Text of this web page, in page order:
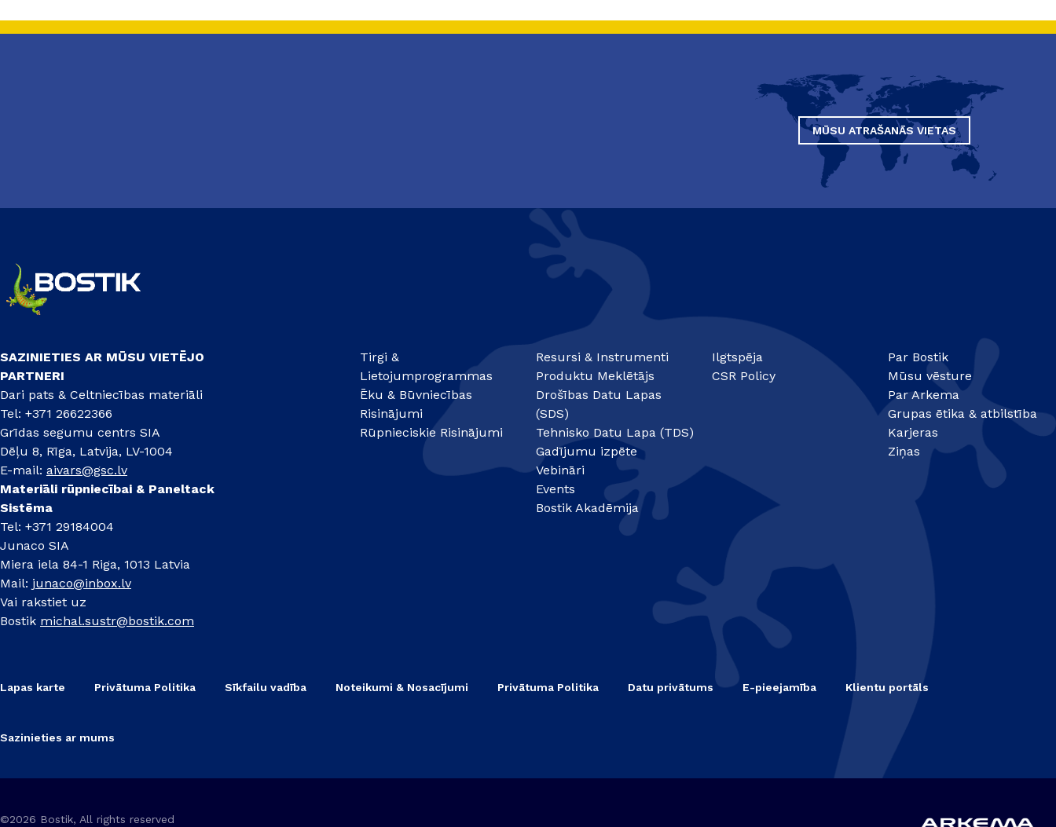
MŪSU ATRAŠANĀS VIETAS
SAZINIETIES AR MŪSU VIETĒJO
PARTNERI
Dari pats & Celtniecības materiāli
Tel: +371 26622366
Grīdas segumu centrs SIA
Dēļu 8, Rīga, Latvija, LV-1004
E-mail: aivars@gsc.lv
Materiāli rūpniecībai & Paneltack
Sistēma
Tel: +371 29184004
Junaco SIA
Miera iela 84-1 Riga, 1013 Latvia
Mail: junaco@inbox.lv
Vai rakstiet uz
Bostik michal.sustr@bostik.com
Tirgi &
Lietojumprogrammas
Ēku & Būvniecības
Risinājumi
Rūpnieciskie Risinājumi
Resursi & Instrumenti
Produktu Meklētājs
Drošības Datu Lapas
(SDS)
Tehnisko Datu Lapa (TDS)
Gadījumu izpēte
Vebināri
Events
Bostik Akadēmija
Ilgtspēja
CSR Policy
Par Bostik
Mūsu vēsture
Par Arkema
Grupas ētika & atbilstība
Karjeras
Ziņas
Lapas karte Privātuma Politika Sīkfailu vadība Noteikumi & Nosacījumi Privātuma Politika Datu privātums E-pieejamība Klientu portāls
Sazinieties ar mums
©2026 Bostik, All rights reserved